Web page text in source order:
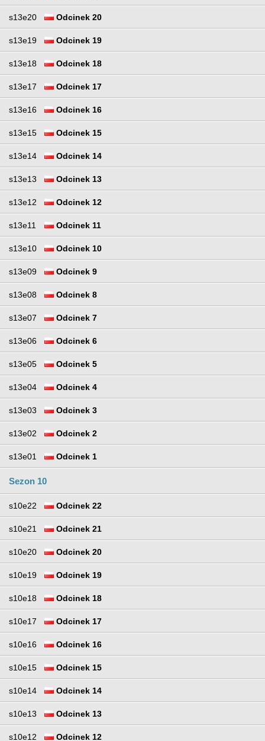
s13e20 Odcinek 20
s13e19 Odcinek 19
s13e18 Odcinek 18
s13e17 Odcinek 17
s13e16 Odcinek 16
s13e15 Odcinek 15
s13e14 Odcinek 14
s13e13 Odcinek 13
s13e12 Odcinek 12
s13e11 Odcinek 11
s13e10 Odcinek 10
s13e09 Odcinek 9
s13e08 Odcinek 8
s13e07 Odcinek 7
s13e06 Odcinek 6
s13e05 Odcinek 5
s13e04 Odcinek 4
s13e03 Odcinek 3
s13e02 Odcinek 2
s13e01 Odcinek 1
Sezon 10
s10e22 Odcinek 22
s10e21 Odcinek 21
s10e20 Odcinek 20
s10e19 Odcinek 19
s10e18 Odcinek 18
s10e17 Odcinek 17
s10e16 Odcinek 16
s10e15 Odcinek 15
s10e14 Odcinek 14
s10e13 Odcinek 13
s10e12 Odcinek 12